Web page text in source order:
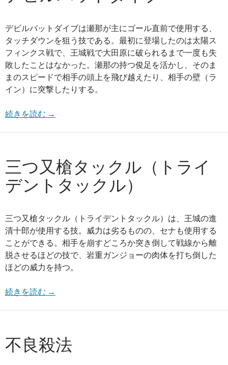
デビルバットダイブは瀬那が主にゴール直前で使用する、
タッチダウンを狙う技である。最初に登場したのは太陽ス
フィンクス戦で、王城戦で大田原に破られるまで一度も失
敗したことはなかった。瀬那の持つ俊足を活かし、そのま
まのスピードで相手の頭上を飛び越えたり、相手の壁（ラ
イン）に突撃したりする。
続きを読む →
三つ又槍タックル（トライ
デントタックル）
三つ又槍タックル（トライデントタックル）は、王城の進
清十郎が使用する技。威力は劣るものの、セナも使用する
ことができる。相手を崩すどころか突き倒して戦線から離
脱させるほどの技で、岩重ガンジョーの肉体を打ち倒した
ほどの威力を持つ。
続きを読む →
不良殺法